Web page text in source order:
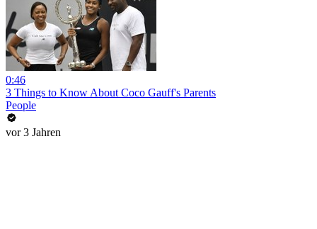
0:46
3 Things to Know About Coco Gauff's Parents
People
vor 3 Jahren